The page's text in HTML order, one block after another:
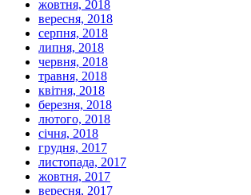
жовтня, 2018
вересня, 2018
серпня, 2018
липня, 2018
червня, 2018
травня, 2018
квітня, 2018
березня, 2018
лютого, 2018
січня, 2018
грудня, 2017
листопада, 2017
жовтня, 2017
вересня, 2017